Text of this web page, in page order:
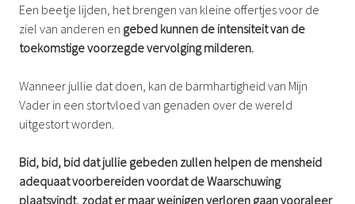
Een beetje lijden, het brengen van kleine offertjes voor de
ziel van anderen en gebed kunnen de intensiteit van de
toekomstige voorzegde vervolging milderen.
Wanneer jullie dat doen, kan de barmhartigheid van Mijn
Vader in een stortvloed van genaden over de wereld
uitgestort worden.
Bid, bid, bid dat jullie gebeden zullen helpen de mensheid
adequaat voorbereiden voordat de Waarschuwing
plaatsvindt, zodat er maar weinigen verloren gaan vooraleer